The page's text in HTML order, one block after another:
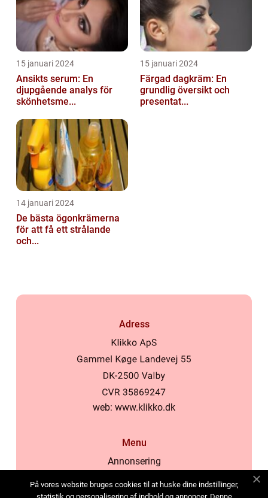
15 januari 2024
Ansikts serum: En
djupgående analys för
skönhetsme...
15 januari 2024
Färgad dagkräm: En
grundlig översikt och
presentat...
14 januari 2024
De bästa ögonkrämerna
för att få ett strålande
och...
Adress
web: www.klikko.dk
Menu
Annonsering
Cookies
På vores website bruges cookies til at huske dine indstillinger,